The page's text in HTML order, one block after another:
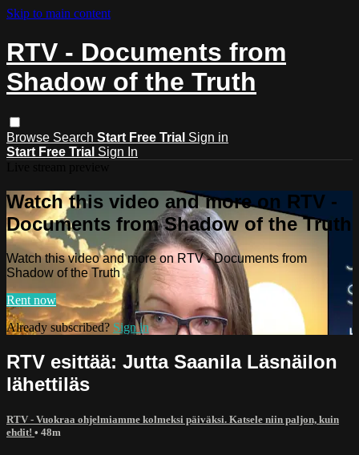
Skip to main content
RTV - Documents from
Shadow of the Truth
Browse Search Start Free Trial Sign in
Start Free Trial Sign In
Watch this video and more on RTV -
Documents from Shadow of the Truth
Watch this video and more on RTV - Documents from
Shadow of the Truth
Rent now
Already subscribed? Sign in
RTV esittää: Jutta Saanila Läsnäilon
lähettiläs
RTV - Vuokraa ohjelmiamme kolmeksi päiväksi. Katsele niin paljon, kuin
ehdit! • 48m